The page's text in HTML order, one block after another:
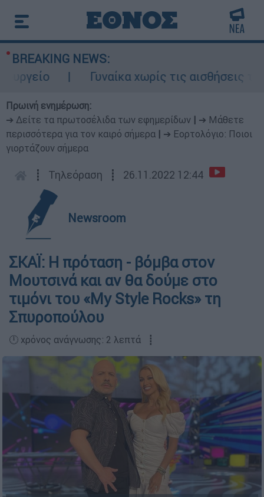
BREAKING NEWS:
Γυναίκα χωρίς τις αισθήσεις της
Πρωινή ενημέρωση:
➔ Δείτε τα πρωτοσέλιδα των εφημερίδων
➔ Μάθετε
περισσότερα για τον καιρό σήμερα
➔ Εορτολόγιο: Ποιοι
γιορτάζουν σήμερα
┋ Τηλεόραση ┋ 26.11.2022 12:44
Newsroom
ΣΚΑΪ: Η πρόταση - βόμβα στον
Μουτσινά και αν θα δούμε στο
τιμόνι του «My Style Rocks» τη
Σπυροπούλου
🕛 χρόνος ανάγνωσης: 2 λεπτά ┋